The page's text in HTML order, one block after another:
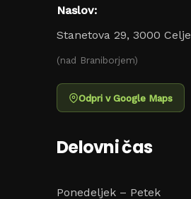
Naslov:
Stanetova 29, 3000 Celje
(nad Braniborjem)
Odpri v Google Maps
Delovni čas
Ponedeljek – Petek